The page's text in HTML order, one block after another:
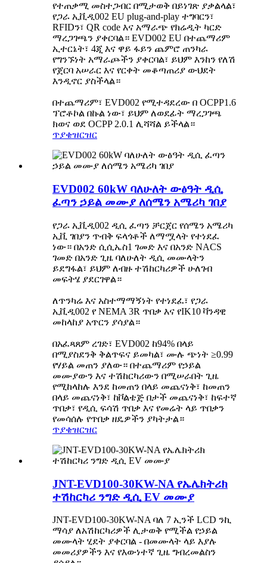
የተጠቃሚ መስተጋብር በሚታወቅ በይነገጽ ያቃልላል፣
የጋራ ኢቪዲ002 EU plug-and-play ተግባርን፣
RFIDን፣ QR code እና አማራጭ የክሬዲት ካርድ
ማረጋገጫን ያቀርባል። EVD002 EU በተጨማሪም
ኢተርኔት፣ 4ጂ እና ዋይ ፋይን ጨምሮ ጠንካራ
የግንኙነት አማራጮችን ያቀርባል፣ ይህም እንከን የለሽ
የጀርባ አሠራር እና የርቀት መቆጣጠሪያ ውህደት
እንዲኖር ያስችላል።
በተጨማሪም፣ EVD002 የሚተዳደረው በ OCPP1.6
ፕሮቶኮል በኩል ነው፣ ይህም ለወደፊት ማረጋገጫ
ክወና ወደ OCPP 2.0.1 ሊሻሻል ይችላል።
ጥያቄዝርዝር
EVD002 60kW ባለሁለት ውፅዓት ዲሲ
ፈጣን ኃይል መሙያ ለሰሜን አሜሪካ ገበያ
የጋራ ኢቪዲ002 ዲሲ ፈጣን ቻርጀር የሰሜን አሜሪካ
ኢቪ ገበያን ጥብቅ ፍላጎቶች ለማሟላት የተነደፈ
ነው። በአንድ ሲሲኤስ1 ገመድ እና በአንድ NACS
ገመድ በአንድ ጊዜ ባለሁለት ዲሲ መሙላትን
ይደግፋል፣ ይህም ለብዙ ተሽከርካሪዎች ሁለገብ
መፍትሄ ያደርገዋል።
ለጥንካሬ እና አስተማማኝነት የተነደፈ፣ የጋራ
ኢቪዲ002 የ NEMA 3R ጥበቃ እና የIK10 ቫንዳዊ
መከላከያ አጥርን ያሳያል።
በአፈጻጸም ረገድ፣ EVD002 ከ94% በላይ
በሚያስደንቅ ቅልጥፍና ይመካል፣ ሙሉ ጭነት ≥0.99
የሃይል መጠን ያለው። በተጨማሪም የኃይል
መሙያውን እና ተሽከርካሪውን በሚሠራበት ጊዜ
የሚከላከሉ እንደ ከመጠን በላይ መጨናነቅ፣ ከመጠን
በላይ መጨናነቅ፣ ከቮልቴጅ በታች መጨናነቅ፣ ከፍተኛ
ጥበቃ፣ የዲሲ ፍሳሽ ጥበቃ እና የመሬት ላይ ጥበቃን
የመሳሰሉ የጥበቃ ዘዴዎችን ያካትታል።
ጥያቄዝርዝር
JNT-EVD100-30KW-NA የኤሌክትሪክ
ተሽከርካሪ ንግድ ዲሲ EV መሙያ
JNT-EVD100-30KW-NA ባለ 7 ኢንች LCD ንኪ
ማሳያ ለአሽከርካሪዎች ሊታወቅ የሚችል የኃይል
መሙላት ሂደት ያቀርባል - በመሙላት ላይ እያሉ
መመሪያዎችን እና የእውነተኛ ጊዜ ግብረመልስን